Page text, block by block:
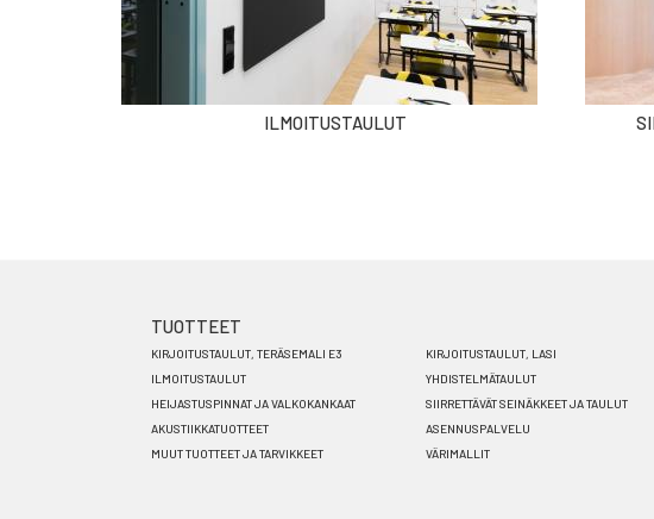
ILMOITUSTAULUT
Footer
menu
FI
TUOTTEET
KIRJOITUSTAULUT, TERÄSEMALI E3
KIRJOITUSTAULUT, LASI
ILMOITUSTAULUT
YHDISTELMÄTAULUT
HEIJASTUSPINNAT JA VALKOKANKAAT
SIIRRETTÄVÄT SEINÄKKEET JA TAULUT
AKUSTIIKKATUOTTEET
ASENNUSPALVELU
MUUT TUOTTEET JA TARVIKKEET
VÄRIMALLIT